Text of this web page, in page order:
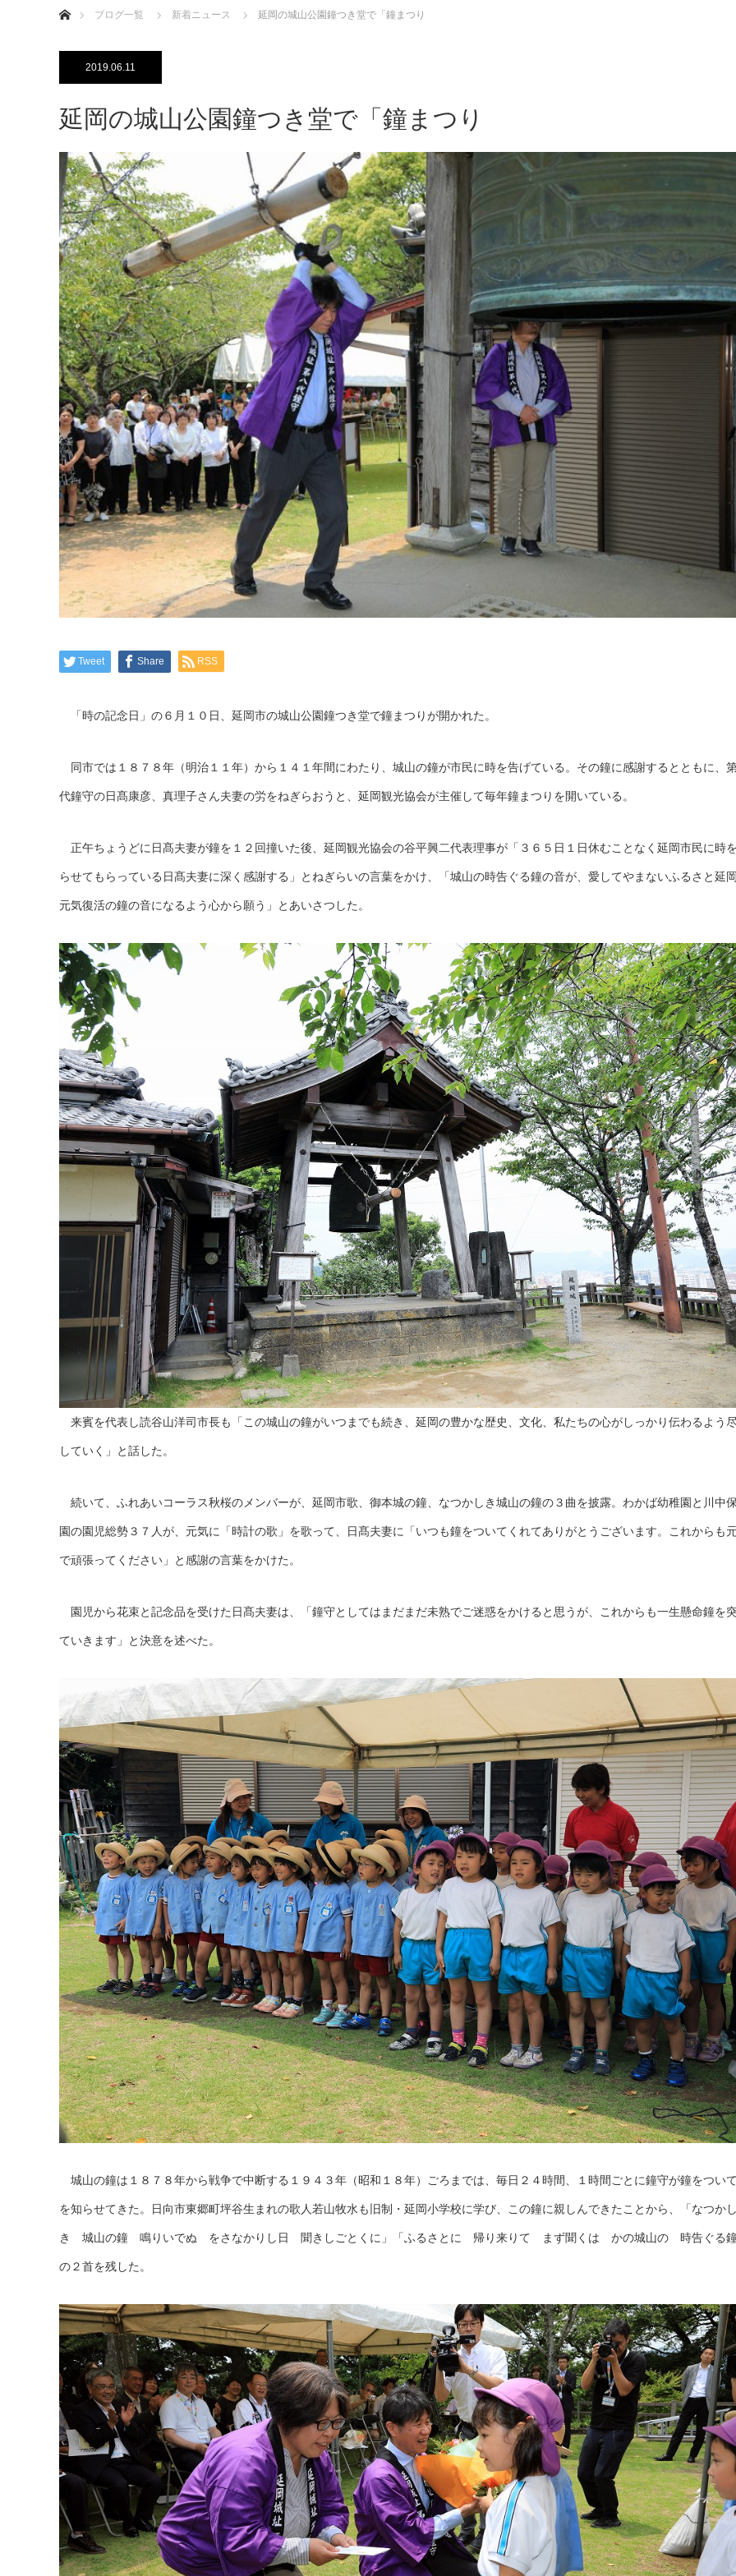
ブログ一覧
新着ニュース 延岡の城山公園鐘つき堂で「鐘まつり
2019.06.11
延岡の城山公園鐘つき堂で「鐘まつり
Tweet Share RSS
「時の記念日」の６月１０日、延岡市の城山公園鐘つき堂で鐘まつりが開かれた。
同市では１８７８年（明治１１年）から１４１年間にわたり、城山の鐘が市民に時を告げている。その鐘に感謝するとともに、
代鐘守の日髙康彦、真理子さん夫妻の労をねぎらおうと、延岡観光協会が主催して毎年鐘まつりを開いている。
正午ちょうどに日髙夫妻が鐘を１２回撞いた後、延岡観光協会の谷平興二代表理事が「３６５日１日休むことなく延岡市民に時
らせてもらっている日髙夫妻に深く感謝する」とねぎらいの言葉をかけ、「城山の時告ぐる鐘の音が、愛してやまないふるさと延
元気復活の鐘の音になるよう心から願う」とあいさつした。
来賓を代表し読谷山洋司市長も「この城山の鐘がいつまでも続き、延岡の豊かな歴史、文化、私たちの心がしっかり伝わるよう
していく」と話した。
続いて、ふれあいコーラス秋桜のメンバーが、延岡市歌、御本城の鐘、なつかしき城山の鐘の３曲を披露。わかば幼稚園と川中
園の園児総勢３７人が、元気に「時計の歌」を歌って、日髙夫妻に「いつも鐘をついてくれてありがとうございます。これからも
で頑張ってください」と感謝の言葉をかけた。
園児から花束と記念品を受けた日髙夫妻は、「鐘守としてはまだまだ未熟でご迷惑をかけると思うが、これからも一生懸命鐘を
ていきます」と決意を述べた。
城山の鐘は１８７８年から戦争で中断する１９４３年（昭和１８年）ごろまでは、毎日２４時間、１時間ごとに鐘守が鐘をつい
を知らせてきた。日向市東郷町坪谷生まれの歌人若山牧水も旧制・延岡小学校に学び、この鐘に親しんできたことから、「なつか
き 城山の鐘 鳴りいでぬ をさなかりし日 聞きしごとくに」「ふるさとに 帰り来りて まず聞くは かの城山の 時告ぐる
の２首を残した。